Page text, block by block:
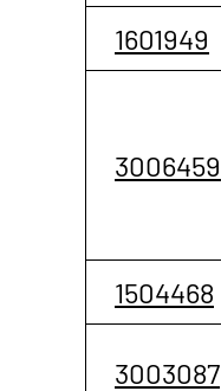
1601949
3006459
1504468
3003087